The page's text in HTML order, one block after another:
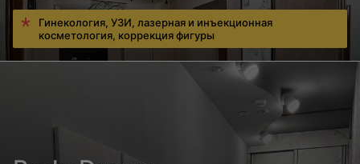
Гинекология, УЗИ, лазерная и инъекционная
косметология, коррекция фигуры